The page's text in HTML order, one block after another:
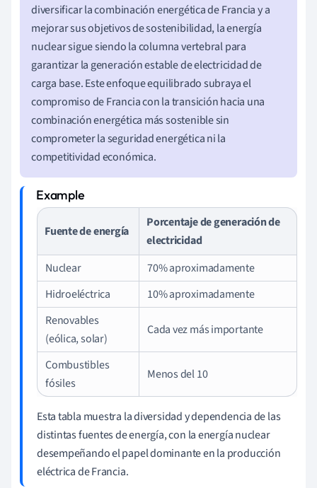
diversificar la combinación energética de Francia y a
mejorar sus objetivos de sostenibilidad, la energía
nuclear sigue siendo la columna vertebral para
garantizar la generación estable de electricidad de
carga base. Este enfoque equilibrado subraya el
compromiso de Francia con la transición hacia una
combinación energética más sostenible sin
comprometer la seguridad energética ni la
competitividad económica.
Fuente de energía
Porcentaje de generación de
electricidad
Nuclear
70% aproximadamente
Hidroeléctrica
10% aproximadamente
Renovables
(eólica, solar)
Cada vez más importante
Combustibles
fósiles
Menos del 10
Esta tabla muestra la diversidad y dependencia de las
distintas fuentes de energía, con la energía nuclear
desempeñando el papel dominante en la producción
eléctrica de Francia.